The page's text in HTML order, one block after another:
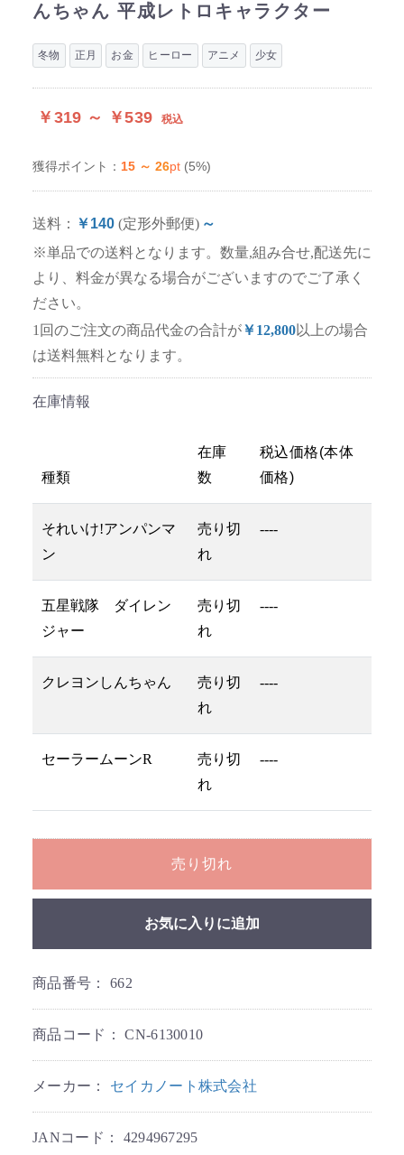
んちゃん 平成レトロキャラクター
冬物 正月 お金 ヒーロー アニメ 少女
￥319 ～ ￥539 税込
獲得ポイント： 15 ～ 26pt (5%)
送料： ￥140 (定形外郵便) ～
※単品での送料となります。数量,組み合せ,配送先に
より、料金が異なる場合がございますのでご了承く
ださい。
1回のご注文の商品代金の合計が￥12,800以上の場合
は送料無料となります。
在庫情報
種類
在庫
数
税込価格(本体
価格)
それいけ!アンパンマ
ン
売り切
れ
----
五星戦隊 ダイレン
ジャー
売り切
れ
----
クレヨンしんちゃん
売り切
れ
----
セーラームーンR
売り切
れ
----
売り切れ
お気に入りに追加
商品番号： 662
商品コード：CN-6130010
メーカー： セイカノート株式会社
JANコード： 4294967295